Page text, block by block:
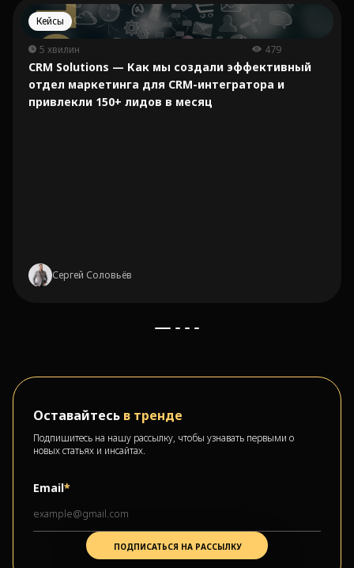
Кейсы
5 хвилин 479
CRM Solutions — Как мы создали эффективный
отдел маркетинга для CRM-интегратора и
привлекли 150+ лидов в месяц
Сергей Соловьёв
Оставайтесь в тренде
Подпишитесь на нашу рассылку, чтобы узнавать первыми о
новых статьях и инсайтах.
Email*